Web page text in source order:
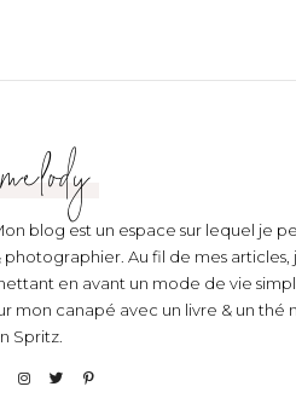
melody
blog est un espace sur lequel je
photographier. Au fil de mes
en avant un mode de vie
mon canapé avec un livre & un thé
Spritz.